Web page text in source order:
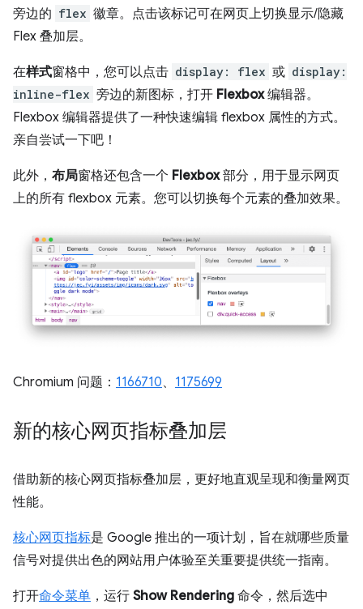
旁边的 flex 徽章。点击该标记可在网页上切换显示/隐藏
Flex 叠加层。
在样式窗格中，您可以点击 display: flex 或 display:
inline-flex 旁边的新图标，打开 Flexbox编辑器。
Flexbox 编辑器提供了一种快速编辑 flexbox 属性的方式。
亲自尝试一下吧！
此外， 布局窗格还包含一个 Flexbox部分，用于显示网页
上的所有 flexbox 元素。您可以切换每个元素的叠加效果。
Chromium 问题： 1166710、 1175699
新的核心网页指标叠加层
借助新的核心网页指标叠加层，更好地直观呈现和衡量网页
性能。
核心网页指标是 Google 推出的一项计划，旨在就哪些质量
信号对提供出色的网站用户体验至关重要提供统一指南。
打开命令菜单 ，运行 Show Rendering 命令，然后选中